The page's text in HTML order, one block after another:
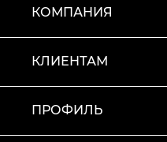
КОМПАНИЯ
КЛИЕНТАМ
ПРОФИЛЬ